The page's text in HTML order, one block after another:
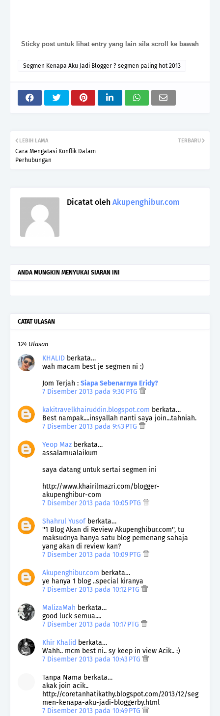
Sticky post untuk lihat entry yang lain sila scroll ke bawah
Segmen Kenapa Aku Jadi Blogger ? segmen paling hot 2013
TERBARU
LEBIH LAMA
Cara Mengatasi Konflik Dalam
Perhubungan
Dicatat oleh Akupenghibur.com
ANDA MUNGKIN MENYUKAI SIARAN INI
CATAT ULASAN
124 Ulasan
KHALID berkata…
wah macam best je segmen ni :)
Jom Terjah : Siapa Sebenarnya Eridy?
7 Disember 2013 pada 9:30 PTG
kakitravelkhairuddin.blogspot.com berkata…
Best nampak....insyallah nanti saya join...tahniah.
7 Disember 2013 pada 9:43 PTG
Yeop Maz berkata…
assalamualaikum
saya datang untuk sertai segmen ini
http://www.khairilmazri.com/blogger-
akupenghibur-com
7 Disember 2013 pada 10:05 PTG
Shahrul Yusofberkata…
''1 Blog Akan di Review Akupenghibur.com'', tu
maksudnya hanya satu blog pemenang sahaja
yang akan di review kan?
7 Disember 2013 pada 10:09 PTG
Akupenghibur.com berkata…
ye hanya 1 blog ..special kiranya
7 Disember 2013 pada 10:12 PTG
MalizaMah berkata…
good luck semua....
7 Disember 2013 pada 10:17 PTG
Khir Khalid berkata…
Wahh.. mcm best ni.. sy keep in view Acik.. :)
7 Disember 2013 pada 10:43 PTG
Tanpa Nama berkata…
akak join acik..
http://coretanhatikathy.blogspot.com/2013/12/seg
men-kenapa-aku-jadi-bloggerby.html
7 Disember 2013 pada 10:49 PTG